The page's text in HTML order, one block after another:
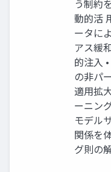
う制約
動的活
ータに
アス緩
的注入
の非パ
適用拡
ーニン
モデル
関係を
グ則の